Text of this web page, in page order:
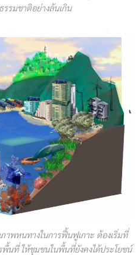
รมชาติอย่างล้นเกิน
าพหนทางในการฟื้นฟูเกาะ ต้องเริ่มที่
พื้นที่ ให้ชุมชนในพื้นที่ยังคงได้ประโยชน์